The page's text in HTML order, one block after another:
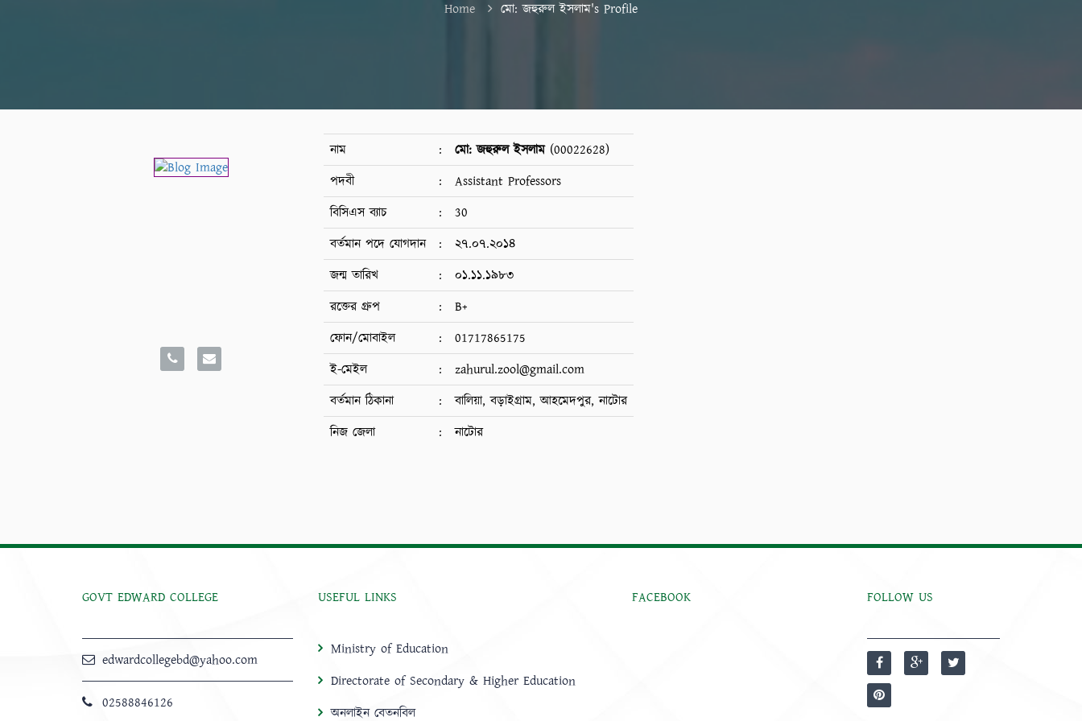
Home মো: জহুরুল ইসলাম's Profile
নাম : মো: জহুরুল ইসলাম(00022628)
পদবী
:
Assistant Professors
বিসিএস ব্যাচ
:
30
বর্তমান পদে যোগদান
:
২৭.০৭.২০১৪
জন্ম তারিখ
:
০১.১১.১৯৮৩
রক্তের গ্রুপ
:
B+
ফোন/মোবাইল
:
01717865175
ই-মেইল
:
zahurul.zool@gmail.com
বর্তমান ঠিকানা
:
বালিয়া, বড়াইগ্রাম, আহমেদপুর, নাটোর
নিজ জেলা
: নাটোর
GOVT EDWARD COLLEGE
edwardcollegebd@yahoo.com
02588846126
USEFUL LINKS
Ministry of Education
Directorate of Secondary & Higher Education
অনলাইন বেতনবিল
FACEBOOK FOLLOW US